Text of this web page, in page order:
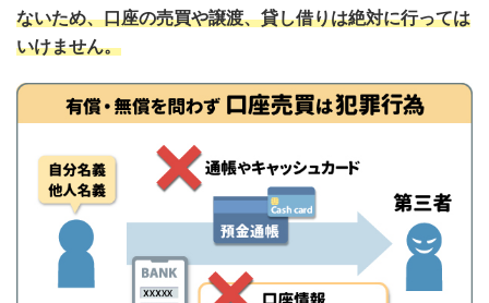
ないため、口座の売買や譲渡、貸し借りは絶対に行っては
いけません。